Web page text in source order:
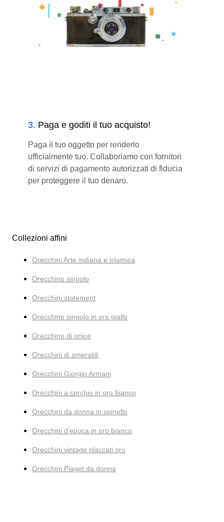
3. Paga e goditi il tuo acquisto!
Paga il tuo oggetto per renderlo
ufficialmente tuo. Collaboriamo con fornitori
di servizi di pagamento autorizzati di fiducia
per proteggere il tuo denaro.
Collezioni affini
Orecchini Arte indiana e islamica
Orecchino singolo
Orecchini statement
Orecchino singolo in oro giallo
Orecchino di onice
Orecchini di smeraldi
Orecchini Giorgio Armani
Orecchini a cerchio in oro bianco
Orecchini da donna in spinello
Orecchini d'epoca in oro bianco
Orecchini vintage placcati oro
Orecchini Piaget da donna